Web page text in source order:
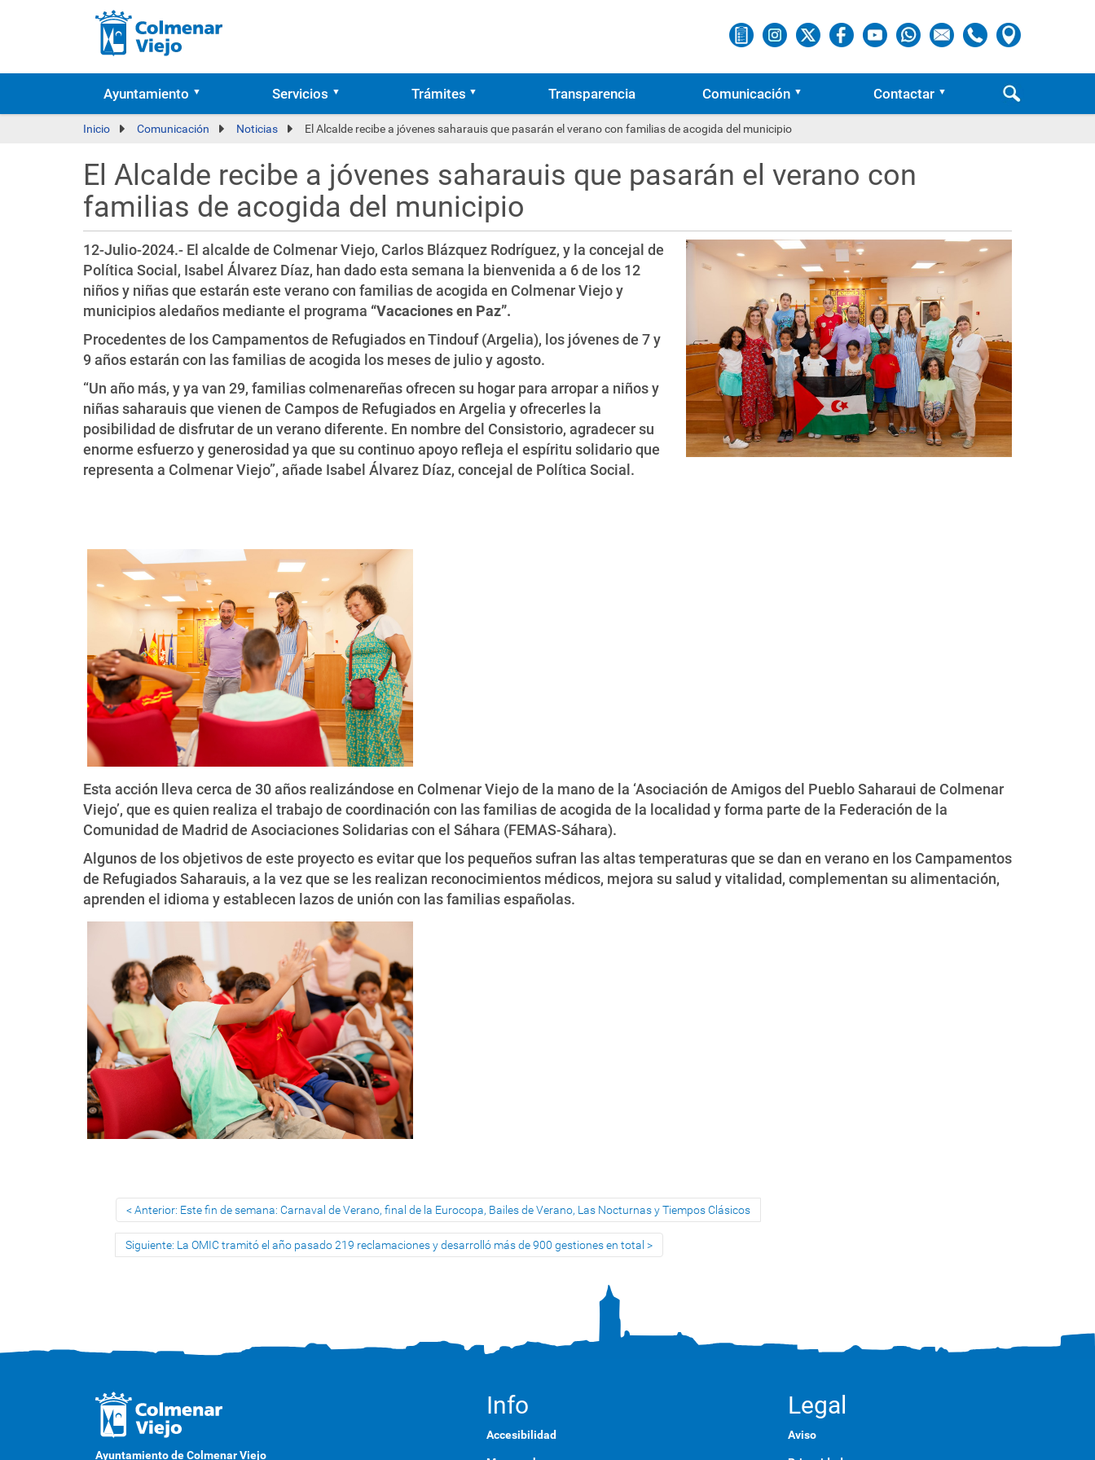
Ayuntamiento Servicios Trámites Transparencia Comunicación Contactar
Inicio Comunicación Noticias El Alcalde recibe a jóvenes saharauis que pasarán el verano con familias de acogida del municipio
El Alcalde recibe a jóvenes saharauis que pasarán el verano con
familias de acogida del municipio
12-Julio-2024.- El alcalde de Colmenar Viejo, Carlos Blázquez Rodríguez, y la concejal de
Política Social, Isabel Álvarez Díaz, han dado esta semana la bienvenida a 6 de los 12
niños y niñas que estarán este verano con familias de acogida en Colmenar Viejo y
municipios aledaños mediante el programa “Vacaciones en Paz”.
Procedentes de los Campamentos de Refugiados en Tindouf (Argelia), los jóvenes de 7 y
9 años estarán con las familias de acogida los meses de julio y agosto.
“Un año más, y ya van 29, familias colmenareñas ofrecen su hogar para arropar a niños y
niñas saharauis que vienen de Campos de Refugiados en Argelia y ofrecerles la
posibilidad de disfrutar de un verano diferente. En nombre del Consistorio, agradecer su
enorme esfuerzo y generosidad ya que su continuo apoyo refleja el espíritu solidario que
representa a Colmenar Viejo”, añade Isabel Álvarez Díaz, concejal de Política Social.
Esta acción lleva cerca de 30 años realizándose en Colmenar Viejo de la mano de la ‘Asociación de Amigos del Pueblo Saharaui de Colmenar
Viejo’, que es quien realiza el trabajo de coordinación con las familias de acogida de la localidad y forma parte de la Federación de la
Comunidad de Madrid de Asociaciones Solidarias con el Sáhara (FEMAS-Sáhara).
Algunos de los objetivos de este proyecto es evitar que los pequeños sufran las altas temperaturas que se dan en verano en los Campamentos
de Refugiados Saharauis, a la vez que se les realizan reconocimientos médicos, mejora su salud y vitalidad, complementan su alimentación,
aprenden el idioma y establecen lazos de unión con las familias españolas.
Anterior: Este fin de semana: Carnaval de Verano, final de la Eurocopa, Bailes de Verano, Las Nocturnas y Tiempos Clásicos
Siguiente: La OMIC tramitó el año pasado 219 reclamaciones y desarrolló más de 900 gestiones en total
Ayuntamiento de Colmenar Viejo
Info
Accesibilidad
Legal
Aviso